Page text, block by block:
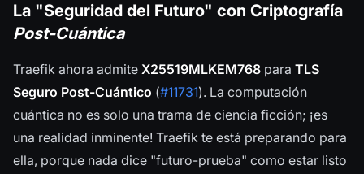
La "Seguridad del Futuro" con Criptografía
Post-Cuántica
Traefik ahora admite X25519MLKEM768 para TLS
Seguro Post-Cuántico (#11731). La computación
cuántica no es solo una trama de ciencia ficción; ¡es
una realidad inminente! Traefik te está preparando para
ella, porque nada dice "futuro-prueba" como estar listo